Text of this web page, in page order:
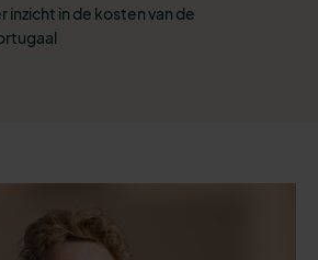
inzicht in de kosten van de